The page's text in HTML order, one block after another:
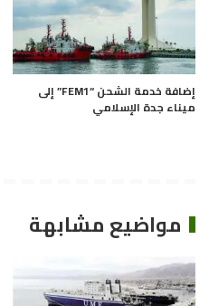
إضافة خدمة الشحن “FEM1” إلى
ميناء جدة الإسلامي
مواضيع مشابهة